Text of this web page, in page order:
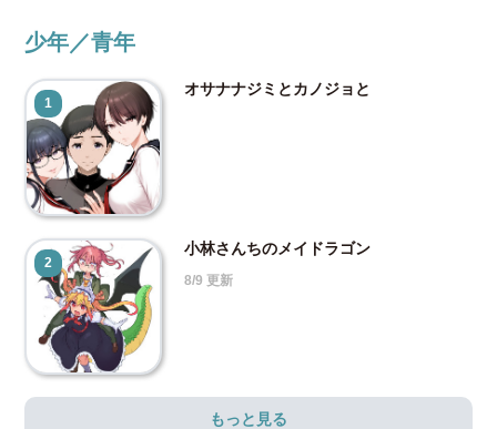
少年／青年
1
オサナナジミとカノジョと
2
小林さんちのメイドラゴン
8/9 更新
もっと見る